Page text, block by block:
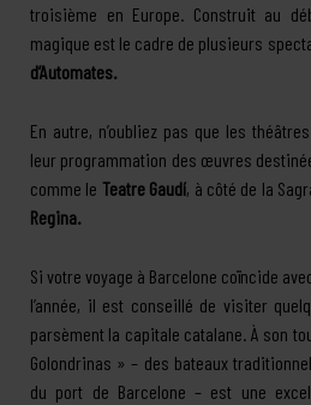
troisième en Europe. Construit au
magique est le cadre de plusieurs
d’Automates.
En autre, n’oubliez pas que les
leur programmation des œuvres
comme le Teatre Gaudí, à côté de la
Regina.
Si votre voyage à Barcelone coïncide
l’année, il est conseillé de visiter
parsèment la capitale catalane. À son
Golondrinas » – des bateaux
du port de Barcelone – est une